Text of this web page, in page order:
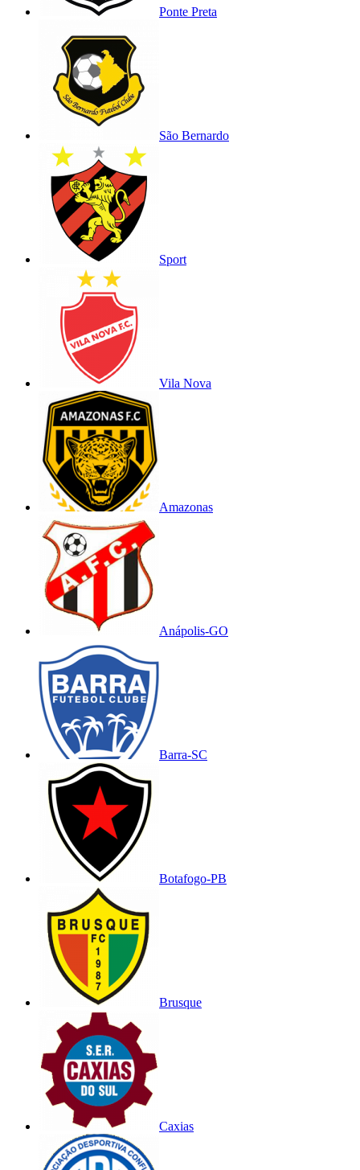
Ponte Preta
São Bernardo
Sport
Vila Nova
Amazonas
Anápolis-GO
Barra-SC
Botafogo-PB
Brusque
Caxias